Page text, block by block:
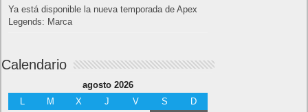
Ya está disponible la nueva temporada de Apex
Legends: Marca
Calendario
agosto 2026
M X J V S D